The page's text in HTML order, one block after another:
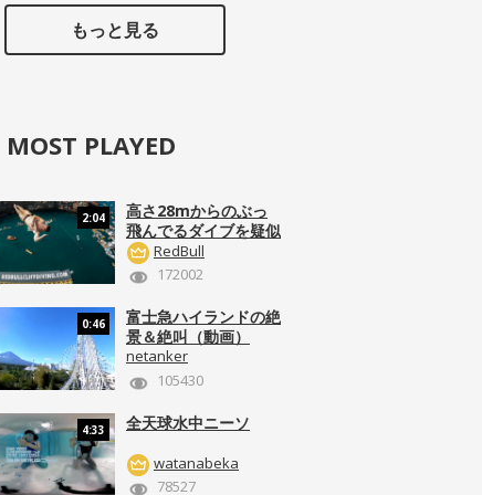
もっと見る
MOST PLAYED
2:04
高さ28mからのぶっ
飛んでるダイブを疑似
体験！RedBull
172002
0:46
富士急ハイランドの絶
景＆絶叫（動画）
netanker
105430
4:33 全天球水中ニーソ
watanabeka
78527